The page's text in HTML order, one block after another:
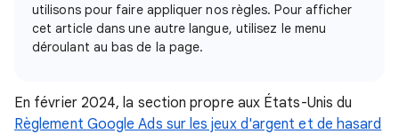
utilisons pour faire appliquer nos règles. Pour afficher
cet article dans une autre langue, utilisez le menu
déroulant au bas de la page.
En février 2024, la section propre aux États-Unis du
Règlement Google Ads sur les jeux d'argent et de hasard